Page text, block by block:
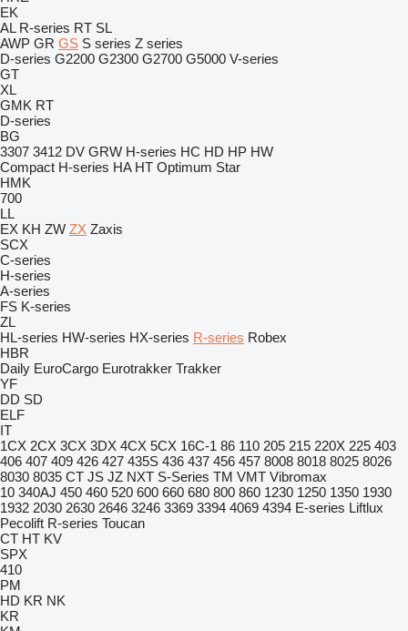
EK
AL R-series RT SL
AWP GR GS S series Z series
D-series G2200 G2300 G2700 G5000 V-series
GT
XL
GMK RT
D-series
BG
3307 3412 DV GRW H-series HC HD HP HW
Compact H-series HA HT Optimum Star
HMK
700
LL
EX KH ZW ZX Zaxis
SCX
C-series
H-series
A-series
FS K-series
ZL
HL-series HW-series HX-series R-series Robex
HBR
Daily EuroCargo Eurotrakker Trakker
YF
DD SD
ELF
IT
1CX 2CX 3CX 3DX 4CX 5CX 16C-1 86 110 205 215 220X 225 403
406 407 409 426 427 435S 436 437 456 457 8008 8018 8025 8026
8030 8035 CT JS JZ NXT S-Series TM VMT Vibromax
10 340AJ 450 460 520 600 660 680 800 860 1230 1250 1350 1930
1932 2030 2630 2646 3246 3369 3394 4069 4394 E-series Liftlux
Pecolift R-series Toucan
CT HT KV
SPX
410
PM
HD KR NK
KR